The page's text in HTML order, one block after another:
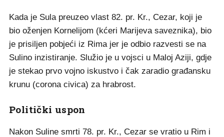
Kada je Sula preuzeo vlast 82. pr. Kr., Cezar, koji je
bio oženjen Kornelijom (kćeri Marijeva saveznika), bio
je prisiljen pobjeći iz Rima jer je odbio razvesti se na
Sulino inzistiranje. Služio je u vojsci u Maloj Aziji, gdje
je stekao prvo vojno iskustvo i čak zaradio građansku
krunu (corona civica) za hrabrost.
Politički uspon
Nakon Suline smrti 78. pr. Kr., Cezar se vratio u Rim i